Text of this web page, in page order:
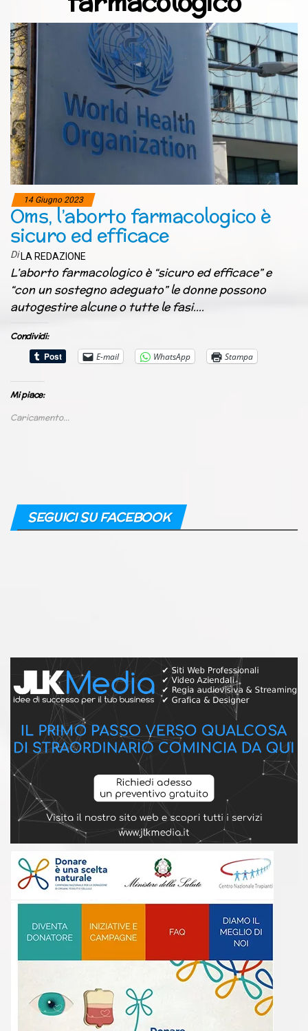
14 Giugno 2023
Oms, l’aborto farmacologico è
sicuro ed efficace
Di LA REDAZIONE
L’aborto farmacologico è “sicuro ed efficace” e
“con un sostegno adeguato” le donne possono
autogestire alcune o tutte le fasi.…
Condividi:
E-mail
WhatsApp Stampa
Mi piace:
Caricamento...
SEGUICI SU FACEBOOK